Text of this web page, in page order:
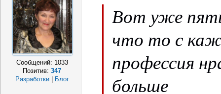
Сообщений: 1033
Позитив:347
Разработки
Блог
Вот уже
что то с
профессия
больше